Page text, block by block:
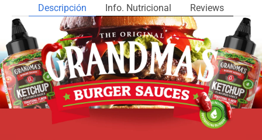
Descripción Info. Nutricional Reviews